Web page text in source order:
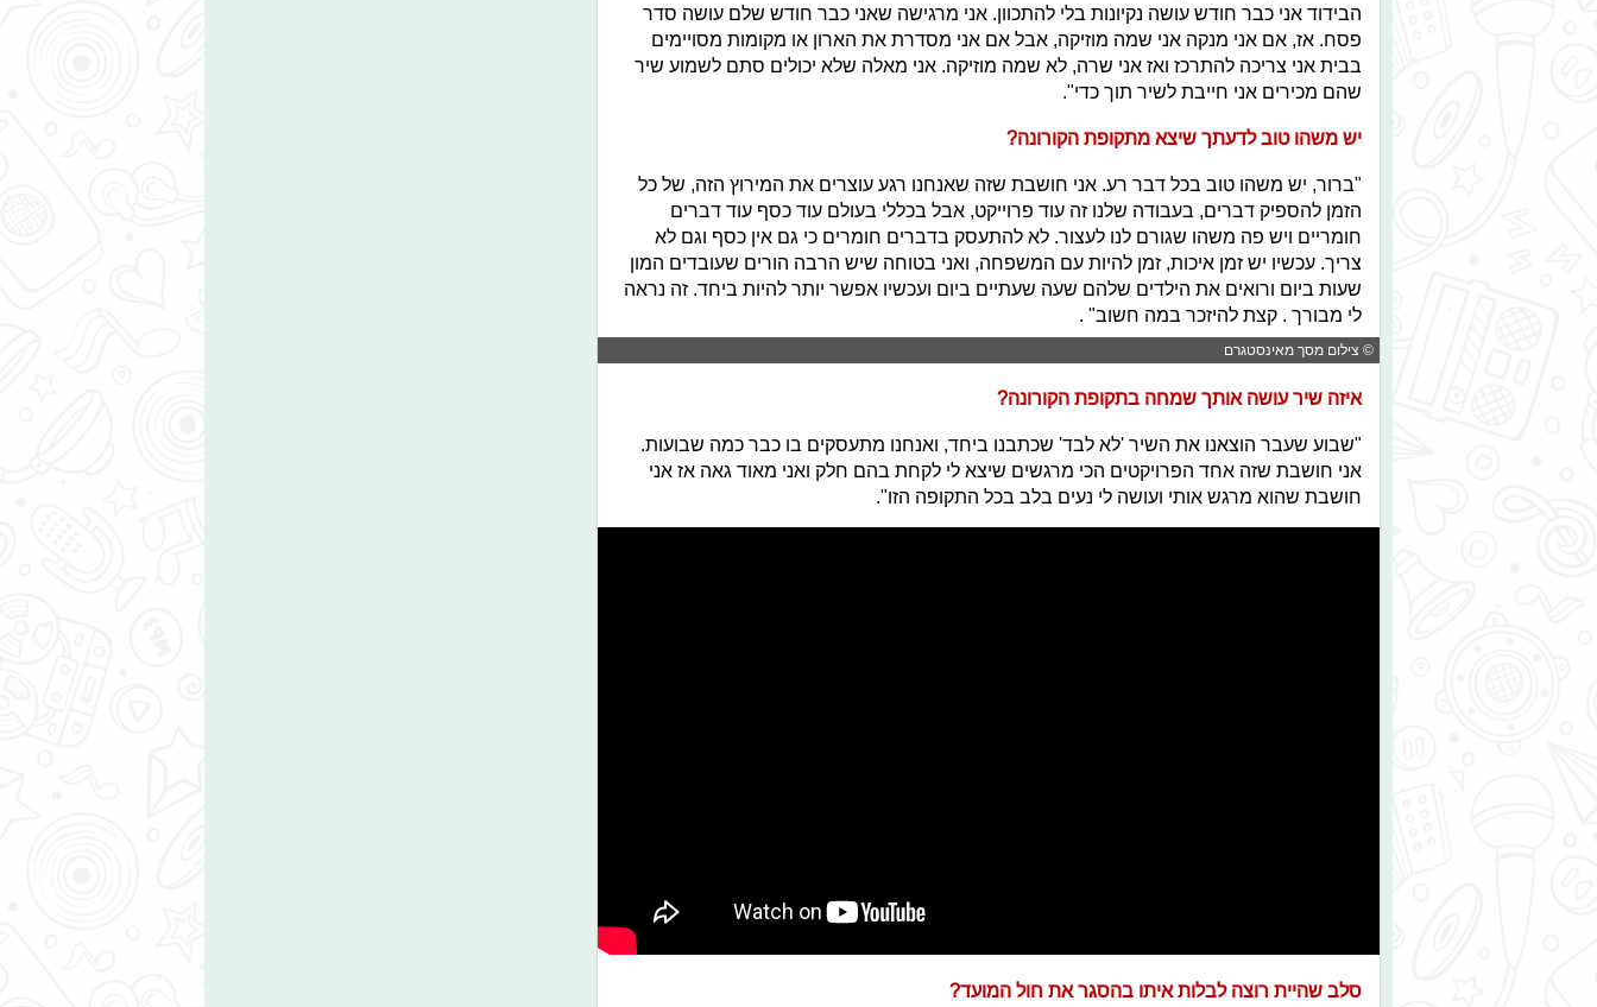
הבידוד אני כבר חודש עושה נקיונות בלי להתכוון. אני מרגישה שאני כבר חודש שלם עושה סדר
פסח. אז, אם אני מנקה אני שמה מוזיקה, אבל אם אני מסדרת את הארון או מקומות מסויימים
בבית אני צריכה להתרכז ואז אני שרה, לא שמה מוזיקה. אני מאלה שלא יכולים סתם לשמוע שיר
שהם מכירים אני חייבת לשיר תוך כדי".
יש משהו טוב לדעתך שיצא מתקופת הקורונה?
"ברור, יש משהו טוב בכל דבר רע. אני חושבת שזה שאנחנו רגע עוצרים את המירוץ הזה, של כל
הזמן להספיק דברים, בעבודה שלנו זה עוד פרוייקט, אבל בכללי בעולם עוד כסף עוד דברים
חומריים ויש פה משהו שגורם לנו לעצור. לא להתעסק בדברים חומרים כי גם אין כסף וגם לא
צריך. עכשיו יש זמן איכות, זמן להיות עם המשפחה, ואני בטוחה שיש הרבה הורים שעובדים המון
שעות ביום ורואים את הילדים שלהם שעה שעתיים ביום ועכשיו אפשר יותר להיות ביחד. זה נראה
לי מבורך . קצת להיזכר במה חשוב" .
© צילום מסך מאינסטגרם
איזה שיר עושה אותך שמחה בתקופת הקורונה?
"שבוע שעבר הוצאנו את השיר 'לא לבד' שכתבנו ביחד, ואנחנו מתעסקים בו כבר כמה שבועות.
אני חושבת שזה אחד הפרויקטים הכי מרגשים שיצא לי לקחת בהם חלק ואני מאוד גאה אז אני
חושבת שהוא מרגש אותי ועושה לי נעים בלב בכל התקופה הזו".
סלב שהיית רוצה לבלות איתו בהסגר את חול המועד?